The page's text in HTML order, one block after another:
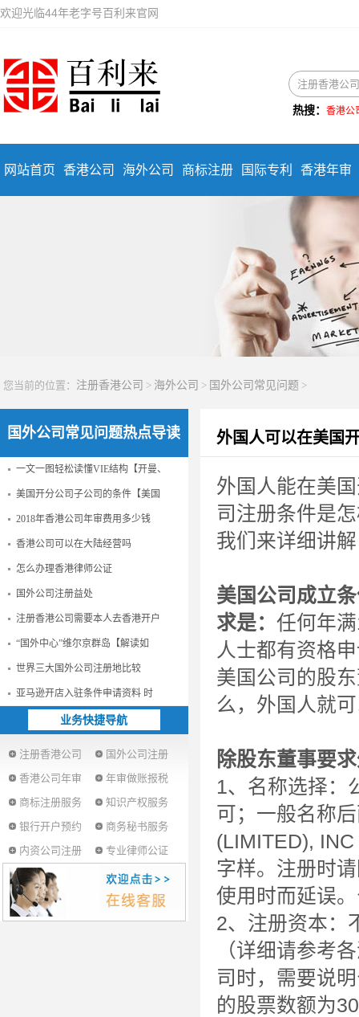
欢迎光临44年老字号百利来官网
热搜： 香港公
网站首页 香港公司 海外公司 商标注册 国际专利 香港年审
您当前的位置： 注册香港公司 > 海外公司 > 国外公司常见问题 >
国外公司常见问题热点导读
一文一图轻松读懂VIE结构【开曼、
美国开分公司子公司的条件【美国
2018年香港公司年审费用多少钱
香港公司可以在大陆经营吗
怎么办理香港律师公证
国外公司注册益处
注册香港公司需要本人去香港开户
“国外中心”维尔京群岛【解读如
世界三大国外公司注册地比较
亚马逊开店入驻条件申请资料 时
业务快捷导航
注册香港公司
国外公司注册
香港公司年审
年审做账报税
商标注册服务
知识产权服务
银行开户预约
商务秘书服务
内资公司注册
专业律师公证
外国人可以在美国
外国人能在美
司注册条件是
我们来详细讲
美国公司成立
求是： 任何年
人士都有资格
美国公司的股
么，外国人就
除股东董事要
1、名称选择：
可；一般名称
(LIMITED),
字样。注册时
使用时而延误
2、注册资本：
（详细请参考
司时，需要说
的股票数额为